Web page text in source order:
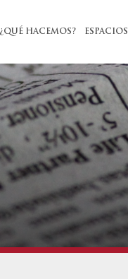
¿QUÉ HACEMOS? ESPACIOS